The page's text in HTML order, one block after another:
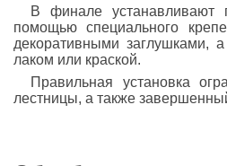
В финале
помощью специального
декоративными заглушками,
лаком или краской.
Правильная установка
лестницы, а также